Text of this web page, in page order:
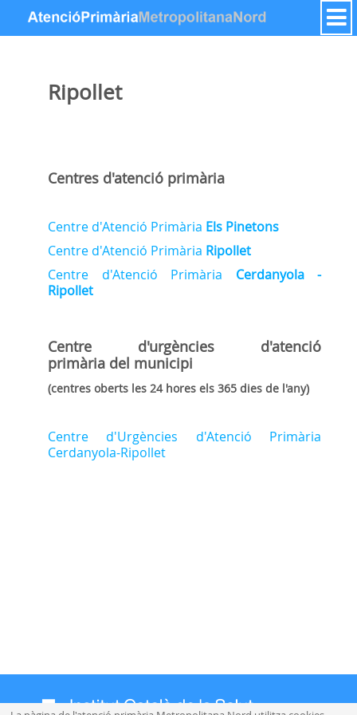
Saltar al contenido
Ripollet
Centres d'atenció primària
Centre d'Atenció Primària Els Pinetons
Centre d'Atenció Primària Ripollet
Centre d'Atenció Primària Cerdanyola -
Ripollet
Centre d'urgències d'atenció
primària del municipi
(centres oberts les 24 hores els 365 dies de l'any)
Centre d'Urgències d'Atenció Primària
Cerdanyola-Ripollet